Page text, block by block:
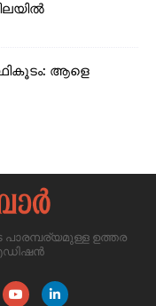
ആളെ
പാരമ്പര്യമുള്ള ഉത്തര